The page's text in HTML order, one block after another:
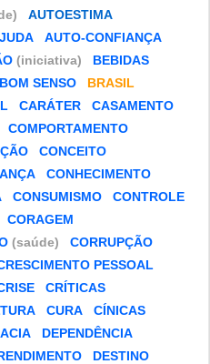
AUTOESTIMA
AUTO-CONFIANÇA
(iniciativa)
BEBIDAS
BOM SENSO
BRASIL
CARÁTER
CASAMENTO
COMPORTAMENTO
CONCEITO
CONHECIMENTO
CONSUMISMO
CONTROLE
CORAGEM
(saúde)
CORRUPÇÃO
PESSOAL
CRÍTICAS
CURA
CÍNICAS
DEPENDÊNCIA
DESTINO